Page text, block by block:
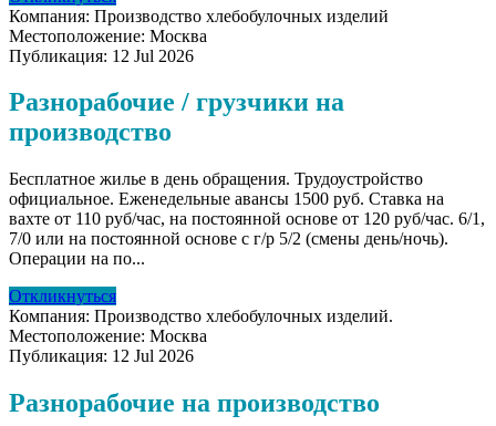
Компания: Производство хлебобулочных изделий
Местоположение: Москва
Публикация: 12 Jul 2026
Разнорабочие / грузчики на
производство
Бесплатное жилье в день обращения. Трудоустройство
официальное. Еженедельные авансы 1500 руб. Ставка на
вахте от 110 руб/час, на постоянной основе от 120 руб/час. 6/1,
7/0 или на постоянной основе с г/р 5/2 (смены день/ночь).
Операции на по...
Откликнуться
Компания: Производство хлебобулочных изделий.
Местоположение: Москва
Публикация: 12 Jul 2026
Разнорабочие на производство